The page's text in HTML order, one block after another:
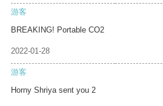
游客
BREAKING! Portable CO2
2022-01-28
游客
Horny Shriya sent you 2